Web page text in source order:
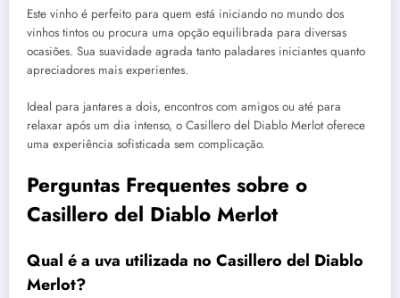
Este vinho é perfeito para quem está iniciando no mundo dos
vinhos tintos ou procura uma opção equilibrada para diversas
ocasiões. Sua suavidade agrada tanto paladares iniciantes quanto
apreciadores mais experientes.
Ideal para jantares a dois, encontros com amigos ou até para
relaxar após um dia intenso, o Casillero del Diablo Merlot oferece
uma experiência sofisticada sem complicação.
Perguntas Frequentes sobre o
Casillero del Diablo Merlot
Qual é a uva utilizada no Casillero del Diablo
Merlot?